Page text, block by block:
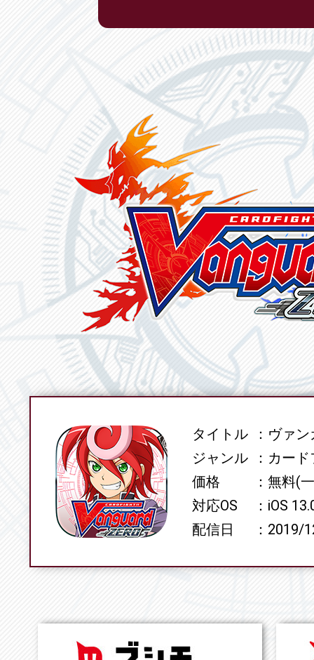
SPECタイトル
ヴァン
ジャンル
カード
価格
無料(
対応OS
iOS
配信日
2019/